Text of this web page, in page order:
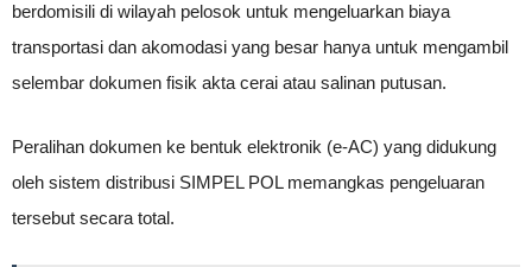
berdomisili di wilayah pelosok untuk mengeluarkan biaya
transportasi dan akomodasi yang besar hanya untuk mengambil
selembar dokumen fisik akta cerai atau salinan putusan.
Peralihan dokumen ke bentuk elektronik (e-AC) yang didukung
oleh sistem distribusi SIMPEL POL memangkas pengeluaran
tersebut secara total.